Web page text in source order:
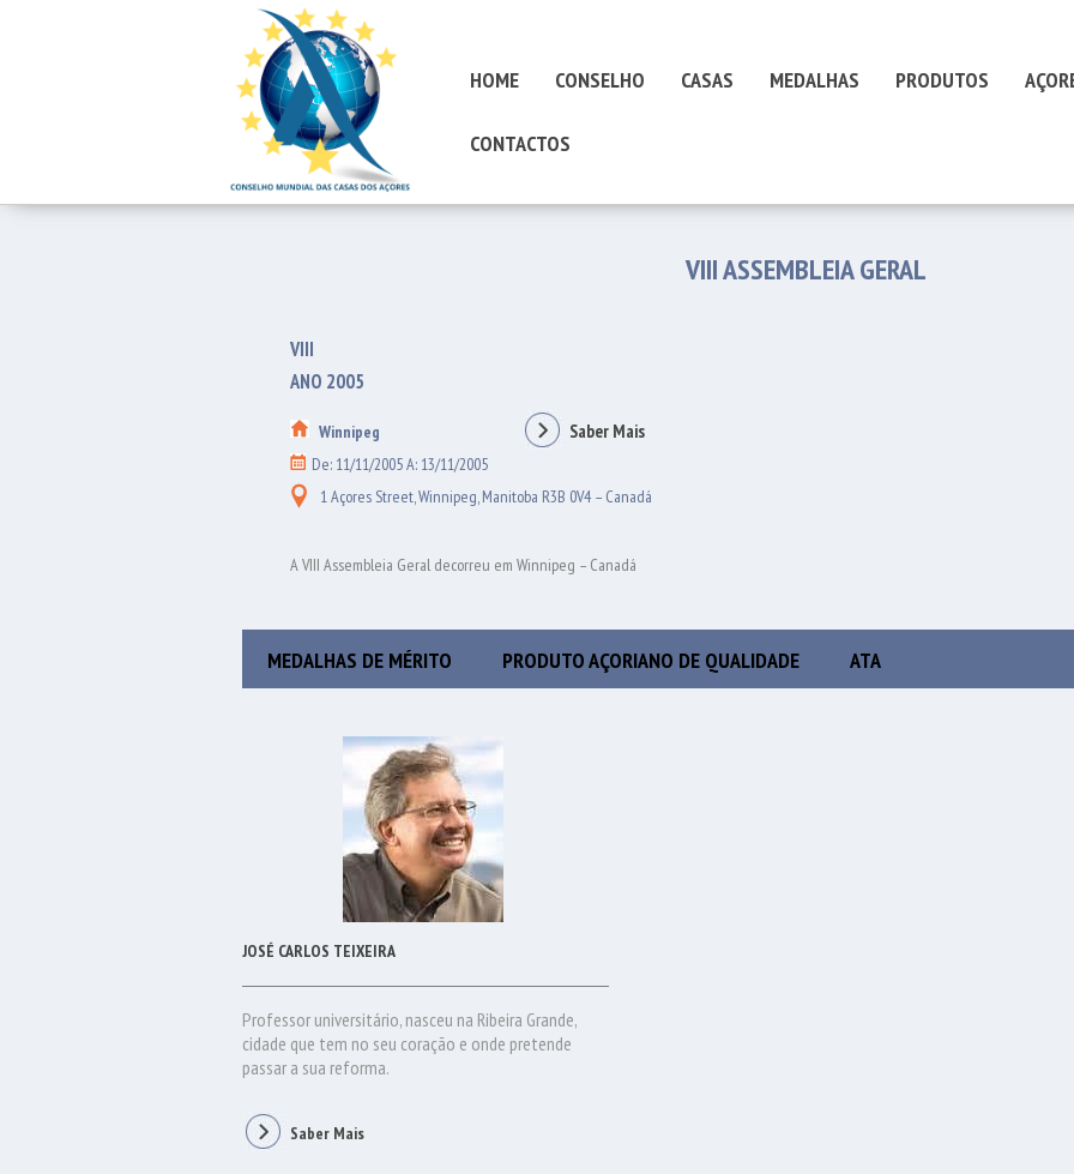
HOME CONSELHO CASAS MEDALHAS PRODUTOS
CONTACTOS
VIII ASSEMBLEIA GERAL
VIII
ANO 2005
Winnipeg Saber Mais
De: 11/11/2005 A: 13/11/2005
1 Açores Street, Winnipeg, Manitoba R3B 0V4 – Canadá
A VIII Assembleia Geral decorreu em Winnipeg – Canadá
MEDALHAS DE MÉRITO PRODUTO AÇORIANO DE QUALIDADE ATA
JOSÉ CARLOS TEIXEIRA
Professor universitário, nasceu na Ribeira Grande,
cidade que tem no seu coração e onde pretende
passar a sua reforma.
Saber Mais